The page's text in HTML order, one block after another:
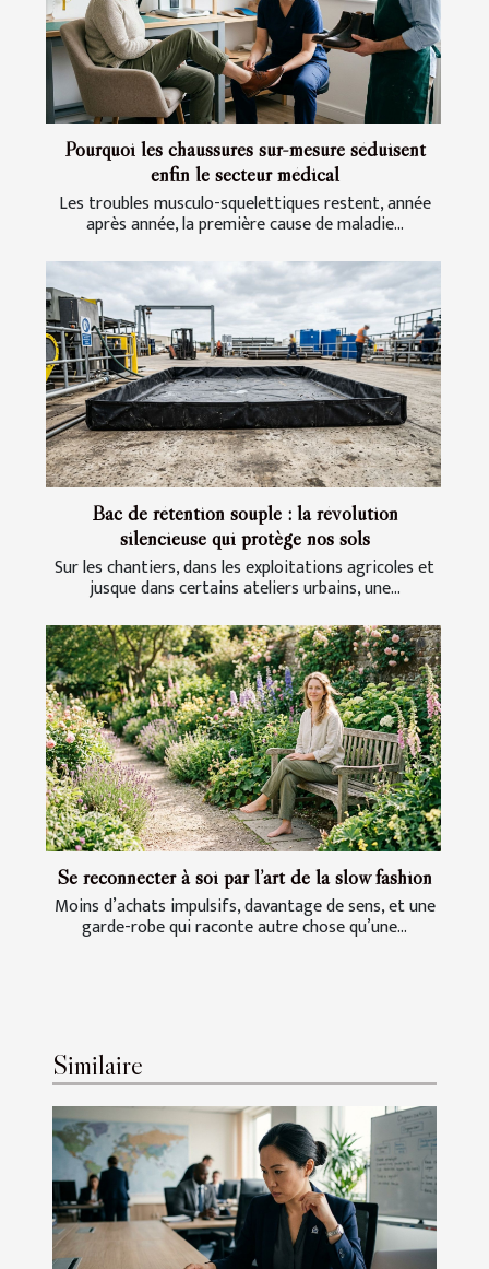
Pourquoi les chaussures sur-mesure séduisent
enfin le secteur médical
Les troubles musculo-squelettiques restent, année
après année, la première cause de maladie...
Bac de rétention souple : la révolution
silencieuse qui protège nos sols
Sur les chantiers, dans les exploitations agricoles et
jusque dans certains ateliers urbains, une...
Se reconnecter à soi par l’art de la slow fashion
Moins d’achats impulsifs, davantage de sens, et une
garde-robe qui raconte autre chose qu’une...
Similaire